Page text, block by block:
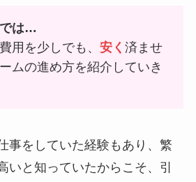
は…
用を少しでも、安く済ませ
ムの進め方を紹介していき
事をしていた経験もあり、繁
いと知っていたからこそ、引